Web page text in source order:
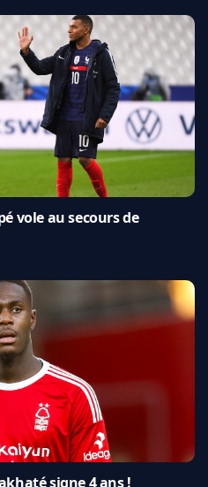
vole au secours de
signe 4 ans !